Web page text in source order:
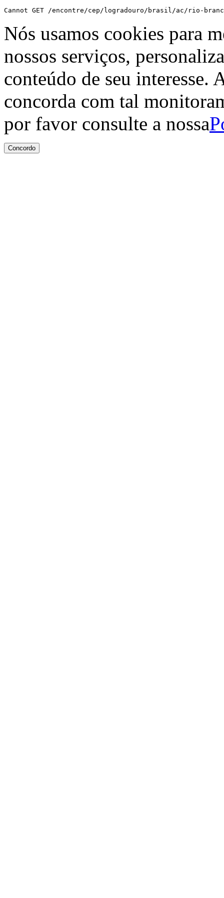
Cannot GET /encontre/cep/logradouro/brasil/ac/rio-
Nós usamos cookies para
nossos serviços,
conteúdo de seu interesse.
concorda com tal
por favor consulte a nossa
Concordo